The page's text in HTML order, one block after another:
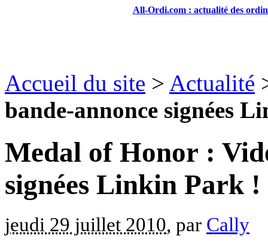
All-Ordi.com : actualité des
Accueil du site > Actualité
bande-annonce signées
Medal of Honor :
signées Linkin Park !
jeudi 29 juillet 2010, par Cally